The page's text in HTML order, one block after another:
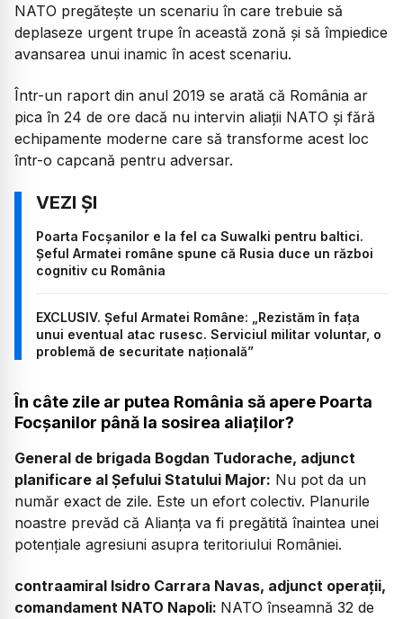
NATO pregătește un scenariu în care trebuie să
deplaseze urgent trupe în această zonă și să împiedice
avansarea unui inamic în acest scenariu.
Într-un raport din anul 2019 se arată că România ar
pica în 24 de ore dacă nu intervin aliații NATO și fără
echipamente moderne care să transforme acest loc
într-o capcană pentru adversar.
Poarta Focșanilor e la fel ca Suwalki pentru baltici.
Șeful Armatei române spune că Rusia duce un război
cognitiv cu România
EXCLUSIV. Șeful Armatei Române: „Rezistăm în fața
unui eventual atac rusesc. Serviciul militar voluntar, o
problemă de securitate națională”
În câte zile ar putea România să apere Poarta
Focșanilor până la sosirea aliaților?
General de brigada Bogdan Tudorache, adjunct
planificare al Șefului Statului Major: Nu pot da un
număr exact de zile. Este un efort colectiv. Planurile
noastre prevăd că Alianța va fi pregătită înaintea unei
potențiale agresiuni asupra teritoriului României.
contraamiral Isidro Carrara Navas, adjunct operații,
comandament NATO Napoli: NATO înseamnă 32 de